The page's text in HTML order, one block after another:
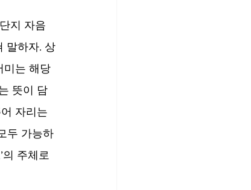
지 자음
말하자. 상
미는 해당
뜻이 담
어 자리는
두 가능하
의 주체로